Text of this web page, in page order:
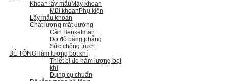
Khoan lấy mẫu Máy khoan
Mũi khoan Phụ kiện
Lấy mẫu khoan
Chất lượng mặt đường
Cần Benkelman
Đo độ bằng phẳng
Sức chống trượt
BÊ TÔNGHàm lượng bọt khí
Thiết bị đo hàm lượng bọt
khí
Dụng cụ chuẩn